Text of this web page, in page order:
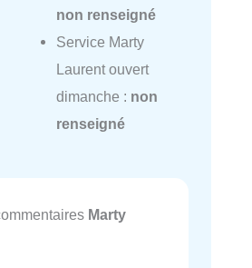
non renseigné
Service Marty
Laurent ouvert
dimanche : non
renseigné
Marty